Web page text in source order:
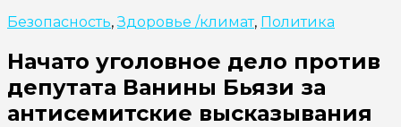
Безопасность,Здоровье /климат, Политика
Начато уголовное дело против
депутата Ванины Бьязи за
антисемитские высказывания